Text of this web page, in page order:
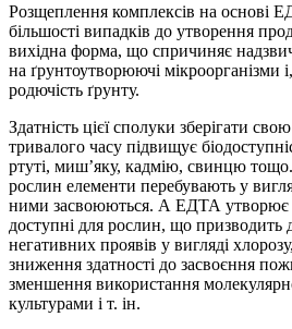
Розщеплення комплексів на основі
більшості випадків до утворення
вихідна форма, що спричиняє
на ґрунтоутворюючі мікроорганізми
родючість ґрунту.
Здатність цієї сполуки зберігати
тривалого часу підвищує
ртуті, миш’яку, кадмію, свинцю тощо.
рослин елементи перебувають у
ними засвоюються. А ЕДТА утворює
доступні для рослин, що призводить
негативних проявів у вигляді
зниження здатності до засвоєння
зменшення використання
культурами і т. ін.